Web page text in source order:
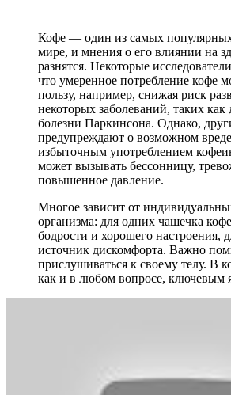
Кофе — один из самых
мире, и мнения о его влиянии на
разнятся. Некоторые
что умеренное потребление кофе
пользу, например, снижая риск
некоторых заболеваний, таких как
болезни Паркинсона. Однако,
предупреждают о возможном
избыточным употреблением
может вызывать бессонницу,
повышенное давление.
Многое зависит от
организма: для одних чашечка
бодрости и хорошего настроения,
источник дискомфорта. Важно
прислушиваться к своему телу. В
как и в любом вопросе, ключевым